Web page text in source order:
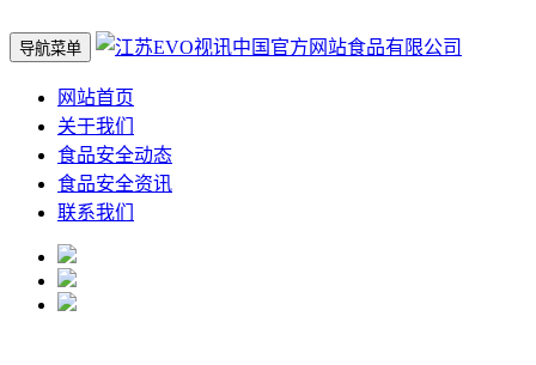
导航菜单
网站首页
关于我们
食品安全动态
食品安全资讯
联系我们